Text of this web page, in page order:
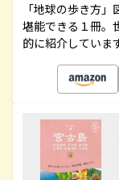
「地球の歩き方
堪能できる１冊。
的に紹介していま